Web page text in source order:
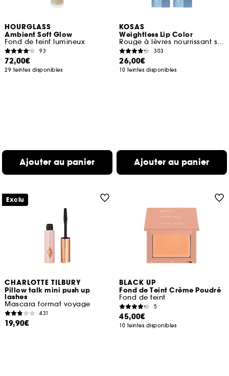
HOURGLASS
Ambient Soft Glow
Fond de teint lumineux
93
72,00€
29 teintes disponibles
Ajouter au panier
KOSAS
Weightless Lip Color
Rouge à lèvres nourrissant satiné
303
26,00€
10 teintes disponibles
Ajouter au panier
CHARLOTTE TILBURY
Pillow talk mini push up
lashes
Mascara format voyage
431
19,90€
Exclu
BLACK UP
Fond de Teint Crème Poudré
Fond de teint
5
45,00€
10 teintes disponibles